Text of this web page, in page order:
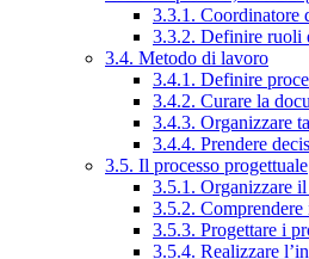
3.3.1. Coordinatore
3.3.2. Definire ruoli
3.4. Metodo di lavoro
3.4.1. Definire
3.4.2. Curare la
3.4.3. Organizzare
3.4.4. Prendere
3.5. Il processo progettuale
3.5.1. Organizzare
3.5.2.
3.5.3. Progettare i
3.5.4. Realizzare